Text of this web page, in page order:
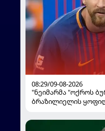
08:29/09-08-2026
"ნეიმარმა "ოქროს
ბრაზილიელის